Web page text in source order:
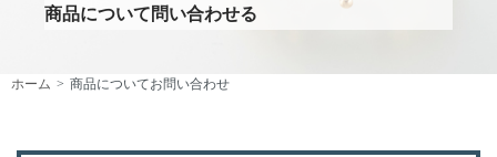
商品について問い合わせる
ホーム 商品についてお問い合わせ